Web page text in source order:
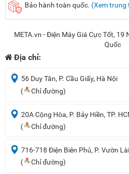
Bảo hành toàn quốc. (Xem trung
META.vn - Điện Máy Giá Cực Tốt, 19
Quốc
Địa chỉ:
56 Duy Tân, P. Cầu Giấy, Hà Nội
(
Chỉ đường)
20A Cộng Hòa, P. Bảy Hiền, TP.
(
Chỉ đường)
716-718 Điện Biên Phủ, P. Vườn
(
Chỉ đường)